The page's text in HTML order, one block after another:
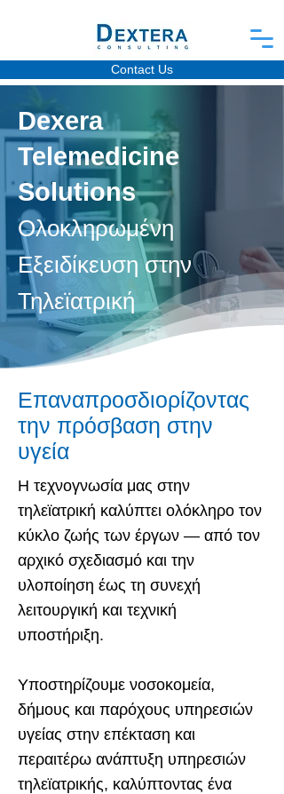
Contact Us
Dexera
Telemedicine
Solutions
Ολοκληρωμένη
Εξειδίκευση στην
Τηλεϊατρική
Επαναπροσδιορίζοντας
την πρόσβαση στην
υγεία
Η τεχνογνωσία μας στην
τηλεϊατρική καλύπτει ολόκληρο τον
κύκλο ζωής των έργων — από τον
αρχικό σχεδιασμό και την
υλοποίηση έως τη συνεχή
λειτουργική και τεχνική
υποστήριξη.
Υποστηρίζουμε νοσοκομεία,
δήμους και παρόχους υπηρεσιών
υγείας στην επέκταση και
περαιτέρω ανάπτυξη υπηρεσιών
τηλεϊατρικής, καλύπτοντας ένα